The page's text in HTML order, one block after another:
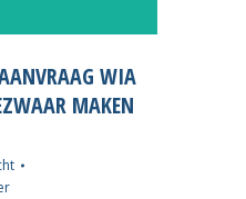
WIA
MAKEN